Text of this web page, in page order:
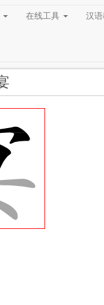
在线工具 汉